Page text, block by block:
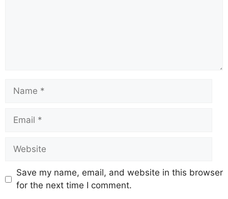
Save my name, email, and website in this browser
for the next time I comment.